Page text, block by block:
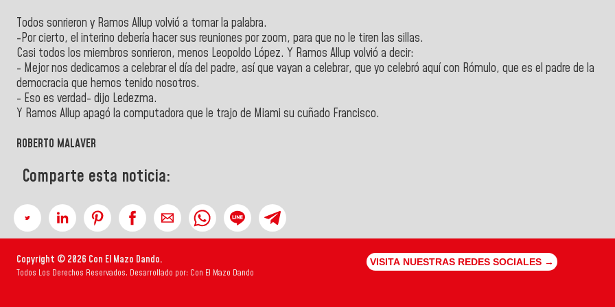
Todos sonrieron y Ramos Allup volvió a tomar la palabra.
-Por cierto, el interino debería hacer sus reuniones por zoom, para que no le tiren las sillas.
Casi todos los miembros sonrieron, menos Leopoldo López. Y Ramos Allup volvió a decir:
- Mejor nos dedicamos a celebrar el día del padre, así que vayan a celebrar, que yo celebró aquí con Rómulo, que es el padre de la
democracia que hemos tenido nosotros.
- Eso es verdad- dijo Ledezma.
Y Ramos Allup apagó la computadora que le trajo de Miami su cuñado Francisco.
ROBERTO MALAVER
Comparte esta noticia:
Copyright © 2026 Con El Mazo Dando.
Todos Los Derechos Reservados. Desarrollado por: Con El Mazo Dando
VISITA NUESTRAS REDES SOCIALES →